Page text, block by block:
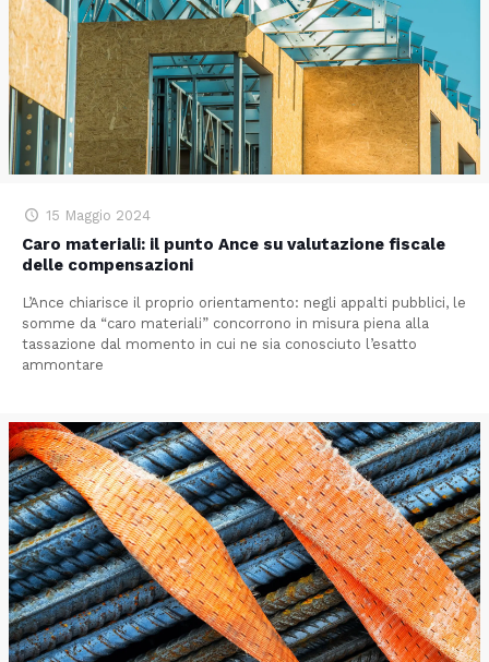
15 Maggio 2024
Caro materiali: il punto Ance su valutazione fiscale
delle compensazioni
L’Ance chiarisce il proprio orientamento: negli appalti pubblici, le
somme da “caro materiali” concorrono in misura piena alla
tassazione dal momento in cui ne sia conosciuto l’esatto
ammontare